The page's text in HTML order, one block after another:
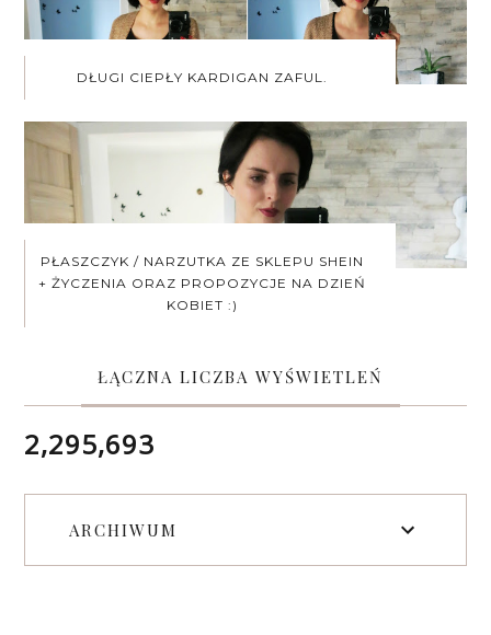
DŁUGI CIEPŁY KARDIGAN ZAFUL.
PŁASZCZYK / NARZUTKA ZE SKLEPU SHEIN
+ ŻYCZENIA ORAZ PROPOZYCJE NA DZIEŃ
KOBIET :)
ŁĄCZNA LICZBA WYŚWIETLEŃ
2,295,693
ARCHIWUM